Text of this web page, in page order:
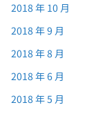
2018 年 10 月
2018 年 9 月
2018 年 8 月
2018 年 6 月
2018 年 5 月